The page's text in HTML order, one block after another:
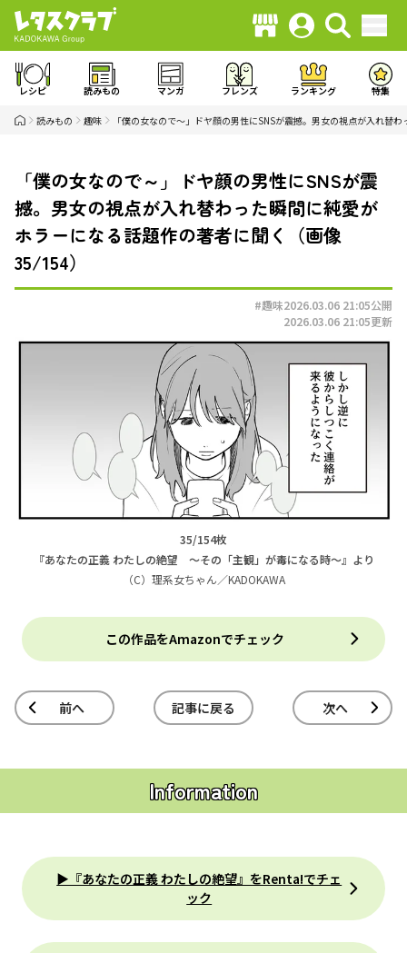
レシピ 読みもの マンガ フレンズ ランキング 特集
読みもの 趣味 「僕の女なので～」ドヤ顔の男性にSNSが震撼。男女の視点が入れ替
「僕の女なので～」ドヤ顔の男性にSNSが震
撼。男女の視点が入れ替わった瞬間に純愛が
ホラーになる話題作の著者に聞く（画像
35/154）
#趣味2026.03.06 21:05公開
2026.03.06 21:05更新
35/154枚
『あなたの正義 わたしの絶望 ～その「主観」が毒になる時～』より
（C）理系女ちゃん／KADOKAWA
この作品をAmazonでチェック
前へ 記事に戻る 次へ
Information
▶『あなたの正義 わたしの絶望』をRenta!でチェ
ック